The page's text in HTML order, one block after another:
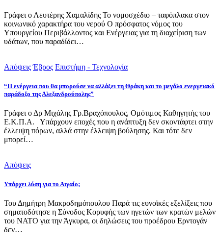
Γράφει ο Λευτέρης Χαμαλίδης Το νομοσχέδιο – ταφόπλακα στον
κοινωνικό χαρακτήρα του νερού Ο πρόσφατος νόμος του
Υπουργείου Περιβάλλοντος και Ενέργειας για τη διαχείριση των
υδάτων, που παραδίδει…
Απόψεις Έβρος Επιστήμη - Τεχνολογία
“Η ενέργεια που θα μπορούσε να αλλάξει τη Θράκη και το μεγάλο ενεργειακό
παράδοξο της Αλεξανδρούπολης”
Γράφει ο Δρ Μιχάλης Γρ.Βραχόπουλος, Ομότιμος Καθηγητής του
Ε.Κ.Π.Α. Υπάρχουν εποχές που η ανάπτυξη δεν σκοντάφτει στην
έλλειψη πόρων, αλλά στην έλλειψη βούλησης. Και τότε δεν
μπορεί…
Απόψεις
Υπάρχει λύση για το Αιγαίο;
Του Δημήτρη Μακροδημόπουλου Παρά τις ευνοϊκές εξελίξεις που
σηματοδότησε η Σύνοδος Κορυφής των ηγετών των κρατών μελών
του ΝΑΤΟ για την Άγκυρα, οι δηλώσεις του προέδρου Ερντογάν
δεν…